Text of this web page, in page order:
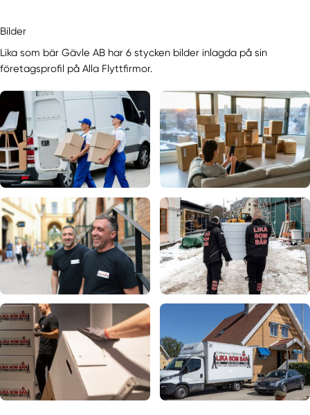
Bilder
Lika som bär Gävle AB har 6 stycken bilder inlagda på sin
företagsprofil på Alla Flyttfirmor.